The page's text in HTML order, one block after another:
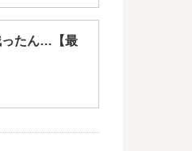
ったん…【最